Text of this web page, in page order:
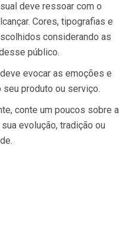
deve ressoar com o
Cores, tipografias e
considerando as
público.
evocar as emoções e
produto ou serviço.
conte um poucos sobre a
evolução, tradição ou